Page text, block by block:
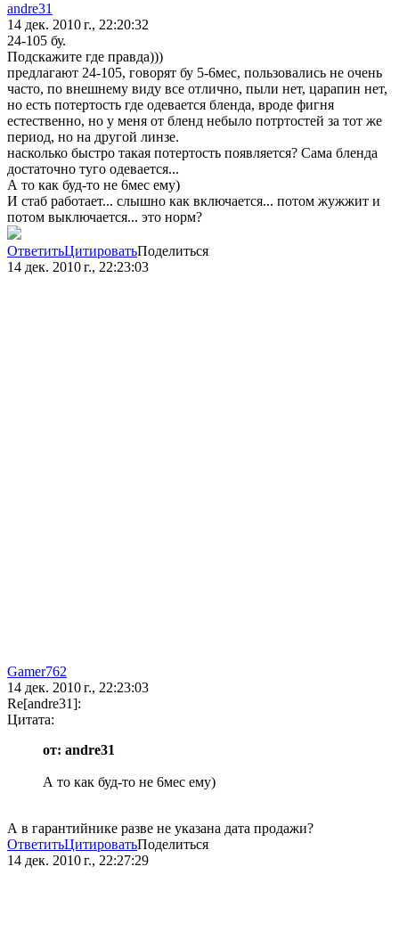
andre31
14 дек. 2010 г., 22:20:32
24-105 бу.
Подскажите где правда)))
предлагают 24-105, говорят бу 5-6мес, пользовались не очень
часто, по внешнему виду все отлично, пыли нет, царапин нет,
но есть потертость где одевается бленда, вроде фигня
естественно, но у меня от бленд небыло потртостей за тот же
период, но на другой линзе.
насколько быстро такая потертость появляется? Сама бленда
достаточно туго одевается...
А то как буд-то не 6мес ему)
И стаб работает... слышно как включается... потом жужжит и
потом выключается... это норм?
ОтветитьЦитироватьПоделиться
14 дек. 2010 г., 22:23:03
Gamer762
14 дек. 2010 г., 22:23:03
Re[andre31]:
Цитата:
от: andre31
А то как буд-то не 6мес ему)
А в гарантийнике разве не указана дата продажи?
ОтветитьЦитироватьПоделиться
14 дек. 2010 г., 22:27:29